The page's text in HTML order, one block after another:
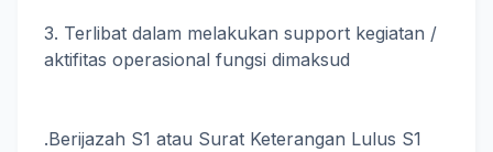
3. Terlibat dalam melakukan support kegiatan /
aktifitas operasional fungsi dimaksud
.Berijazah S1 atau Surat Keterangan Lulus S1